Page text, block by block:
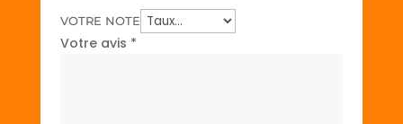
VOTRE NOTE
Votre avis *